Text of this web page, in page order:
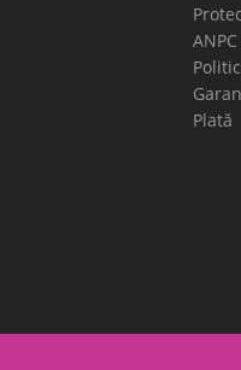
ANPC
Plată